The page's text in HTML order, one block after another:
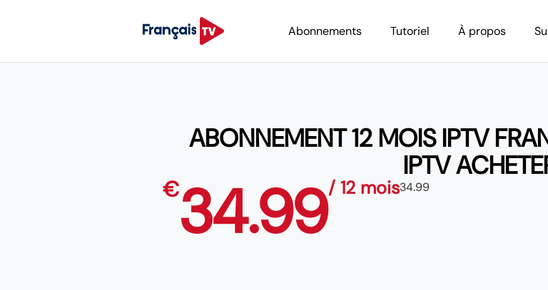
Abonnements Tutoriel À propos
ABONNEMENT 12 MOIS IPTV
IPTV
€34.99/ 12 mois34.99